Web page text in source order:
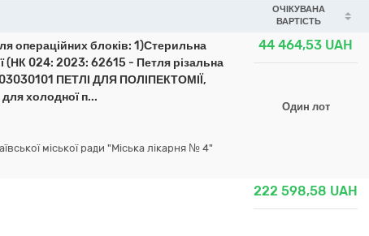
ОЧІКУВАНА
ВАРТІСТЬ
операційних блоків: 1)Стерильна
(НК 024: 2023: 62615 - Петля різальна
ПЕТЛІ ДЛЯ ПОЛІПЕКТОМІЇ,
холодної п...
міської ради "Міська лікарня № 4"
44 464,53 UAH
Один лот
222 598,58 UAH